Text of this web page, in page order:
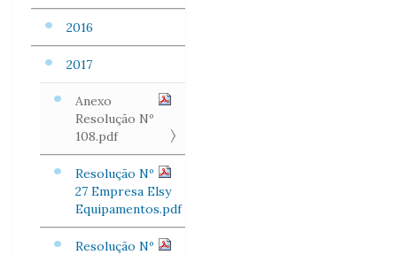
2016
2017
Anexo
Resolução Nº
108.pdf
Resolução Nº
27 Empresa Elsy
Equipamentos.pdf
Resolução Nº